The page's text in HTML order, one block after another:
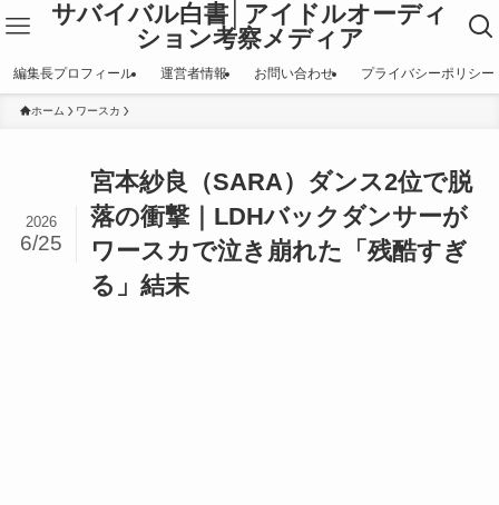
サバイバル白書│アイドルオーディ
ション考察メディア
編集長プロフィール 運営者情報 お問い合わせ プライバシーポリシー
ホーム ワースカ
宮本紗良（SARA）ダンス2位で脱
落の衝撃｜LDHバックダンサーが
ワースカで泣き崩れた「残酷すぎ
る」結末
2026
6/25